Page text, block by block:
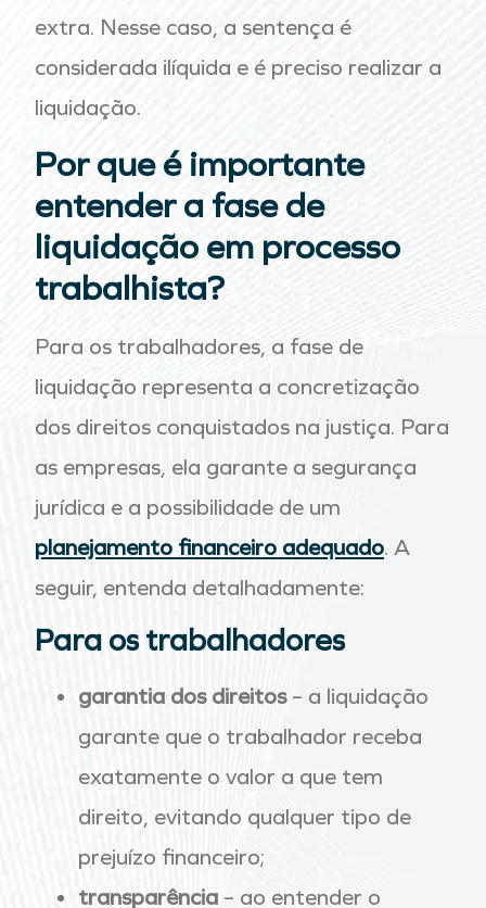
extra. Nesse caso, a sentença é
considerada ilíquida e é preciso realizar a
liquidação.
Por que é importante
entender a fase de
liquidação em processo
trabalhista?
Para os trabalhadores, a fase de
liquidação representa a concretização
dos direitos conquistados na justiça. Para
as empresas, ela garante a segurança
jurídica e a possibilidade de um
planejamento financeiro adequado. A
seguir, entenda detalhadamente:
Para os trabalhadores
garantia dos direitos– a liquidação
garante que o trabalhador receba
exatamente o valor a que tem
direito, evitando qualquer tipo de
prejuízo financeiro;
transparência – ao entender o